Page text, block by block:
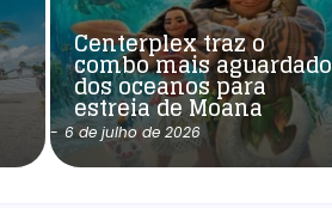
Centerplex traz o
combo mais aguardado
dos oceanos para
estreia de Moana
- 6 de julho de 2026